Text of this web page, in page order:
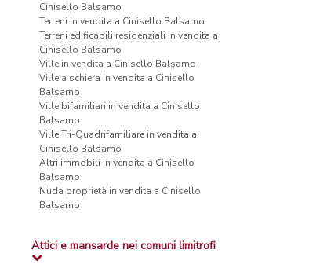
Cinisello Balsamo
Terreni in vendita a Cinisello Balsamo
Terreni edificabili residenziali in vendita a
Cinisello Balsamo
Ville in vendita a Cinisello Balsamo
Ville a schiera in vendita a Cinisello
Balsamo
Ville bifamiliari in vendita a Cinisello
Balsamo
Ville Tri-Quadrifamiliare in vendita a
Cinisello Balsamo
Altri immobili in vendita a Cinisello
Balsamo
Nuda proprietà in vendita a Cinisello
Balsamo
Attici e mansarde nei comuni limitrofi